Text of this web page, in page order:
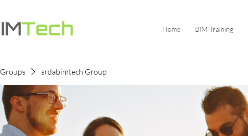
Home BIM Training
Groups srdabimtech Group